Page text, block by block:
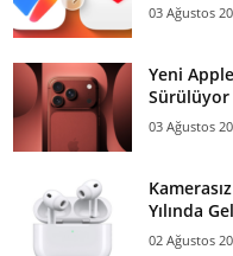
03 Ağustos
Yeni
Sürülüyor
03 Ağustos
Yılında
02 Ağustos